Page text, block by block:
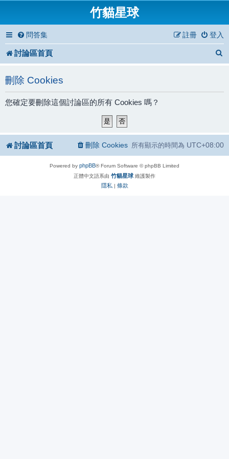
竹貓星球
問答集 登入
註冊
討論區首頁
刪除 Cookies
您確定要刪除這個討論區的所有 Cookies 嗎？
討論區首頁 所有顯示的時間為 UTC+08:00
刪除 Cookies
Powered by phpBB® Forum Software © phpBB Limited
正體中文語系由 竹貓星球 維護製作
隱私 | 條款